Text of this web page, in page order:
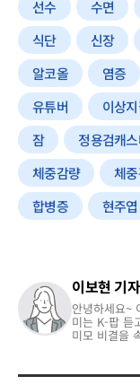
선수 수면
식단
신장
알코올
염증
유튜버
이상
잠
정용검캐
체중감량
체
합병증
현주엽
이보현 기자
안녕하세요~
미는 K-팝 듣
미모 비결을